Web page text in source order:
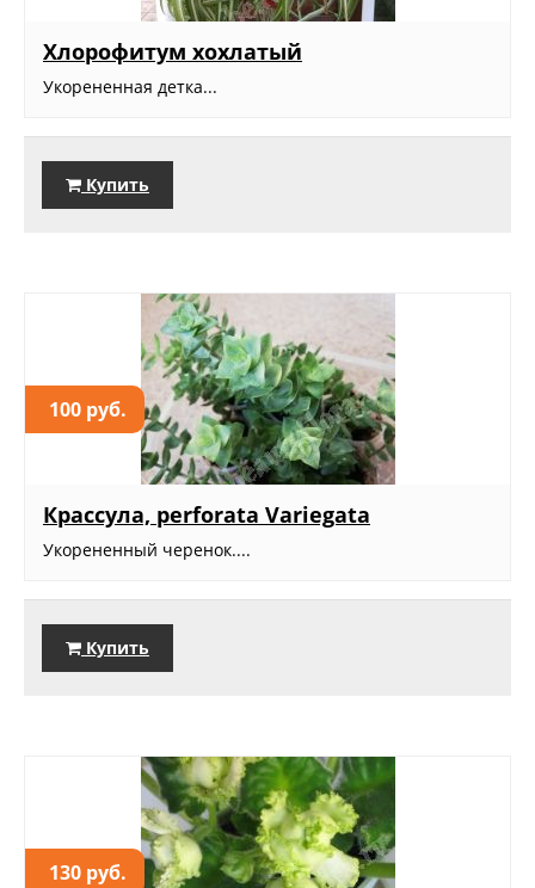
Хлорофитум хохлатый
Укорененная детка...
Купить
100 руб.
Крассула, perforata Variegata
Укорененный черенок....
Купить
130 руб.